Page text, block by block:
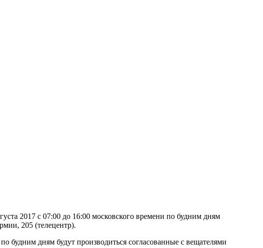
2017 с 07:00 до 16:00 московского времени по будним дням
205 (телецентр).
будним дням будут производиться согласованные с вещателями